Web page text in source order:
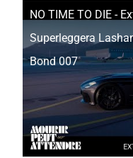
NO TIME TO DIE -
Superleggera
Bond 007